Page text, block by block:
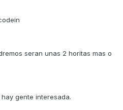
seran unas 2 horitas mas o
gente interesada.